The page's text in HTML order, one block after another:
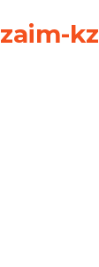
zaim-kz